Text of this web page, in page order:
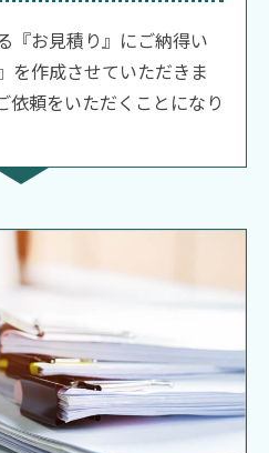
『お見積り』にご納得い
を作成させていただきま
依頼をいただくことになり